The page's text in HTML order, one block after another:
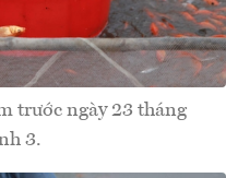
trước ngày 23 tháng
3.